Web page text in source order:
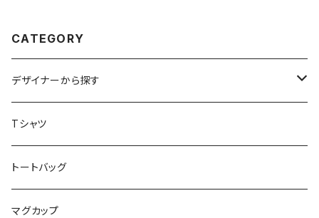
CATEGORY
デザイナーから探す
アトリエリモンチェッロ
お魚イラストレーター UMI
お肉屋さんのおむすびさん
Tシャツ
トートバッグ
マグカップ